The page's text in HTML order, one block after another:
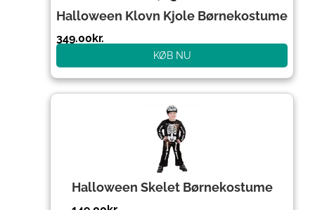
Halloween Klovn Kjole Børnekostume
349.00kr.
KØB NU
Halloween Skelet Børnekostume